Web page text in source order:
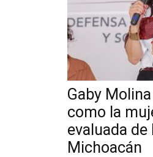
Gaby
como la
evaluada
Michoacán